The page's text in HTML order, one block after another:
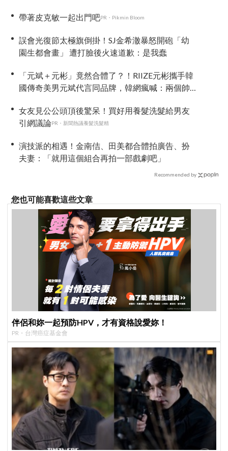
帶著皮克敏一起出門吧PR・Pikmin Bloom
誤會光復節太極旗倒掛！SJ金希澈暴怒開砲「幼
園生都會畫」 遭打臉後火速道歉：是我蠢
「元斌＋元彬」竟然合體了？！RIIZE元彬攜手韓
國傳奇美男元斌代言同品牌，韓網瘋喊：兩個帥
女友見公公頭頂後驚呆！買好用養髮洗髮給男友
引網議論PR・新聞熱議養髮洗髮精
演技派的相遇！金南佶、田美都合體拍廣告、扮
夫妻：「就用這個組合再拍一部戲劇吧」
Recommended by
您也可能喜歡這些文章
伴侶和妳一起預防HPV，才有資格說愛妳！
PR・台灣癌症基金會